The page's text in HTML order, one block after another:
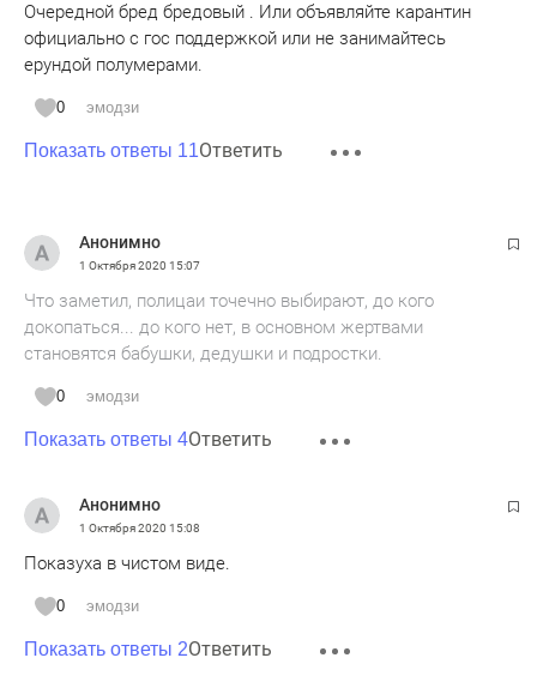
Очередной бред бредовый . Или объявляйте карантин
официально с гос поддержкой или не занимайтесь
ерундой полумерами.
0 эмодзи
Показать ответы 11Ответить
Анонимно
1 Октября 2020 15:07
Что заметил, полицаи точечно выбирают, до кого
докопаться... до кого нет, в основном жертвами
становятся бабушки, дедушки и подростки.
0 эмодзи
Показать ответы 4Ответить
Анонимно
1 Октября 2020 15:08
Показуха в чистом виде.
0 эмодзи
Показать ответы 2Ответить